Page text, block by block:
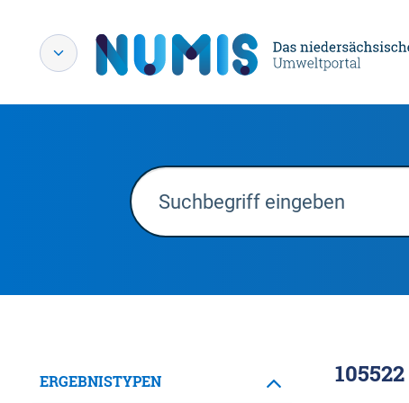
ERGEBNISTYPEN 105522